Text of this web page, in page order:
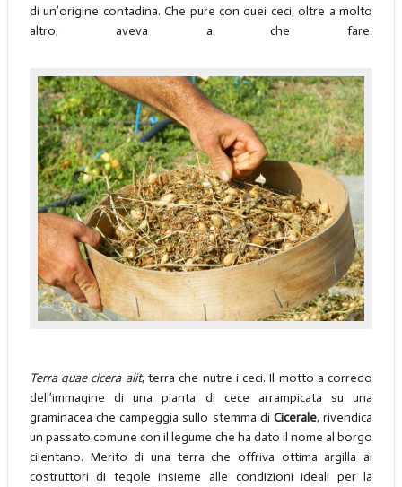
di un’origine contadina. Che pure con quei ceci, oltre a molto
altro, aveva a che fare.
Terra quae cicera alit, terra che nutre i ceci. Il motto a corredo
dell’immagine di una pianta di cece arrampicata su una
graminacea che campeggia sullo stemma di Cicerale, rivendica
un passato comune con il legume che ha dato il nome al borgo
cilentano. Merito di una terra che offriva ottima argilla ai
costruttori di tegole insieme alle condizioni ideali per la